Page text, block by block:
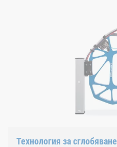
Технология за сглобяване